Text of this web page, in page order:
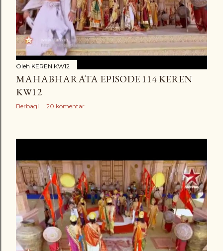
Oleh KEREN KW12
MAHABHARATA EPISODE 114 KEREN
KW12
Berbagi 20 komentar